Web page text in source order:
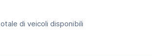
di veicoli disponibili